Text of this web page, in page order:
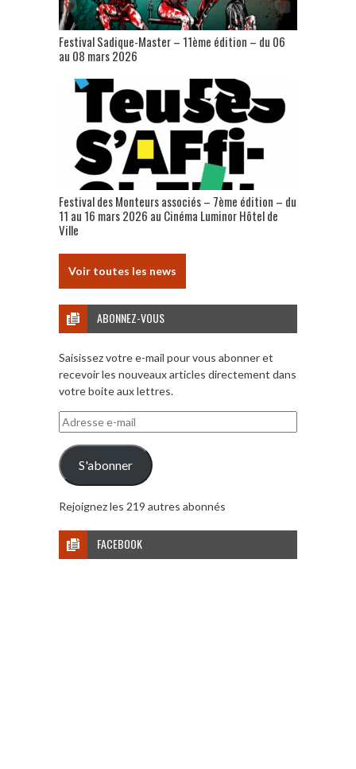
Festival Sadique-Master – 11ème édition – du 06
au 08 mars 2026
Festival des Monteurs associés – 7ème édition – du
11 au 16 mars 2026 au Cinéma Luminor Hôtel de
Ville
Voir toutes les news
ABONNEZ-VOUS
Saisissez votre e-mail pour vous abonner et
recevoir les nouveaux articles directement dans
votre boite aux lettres.
Adresse
e-
mail
S'abonner
Rejoignez les 219 autres abonnés
FACEBOOK